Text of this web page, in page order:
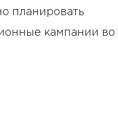
планировать
кампании во